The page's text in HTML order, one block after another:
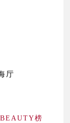
厅
榜